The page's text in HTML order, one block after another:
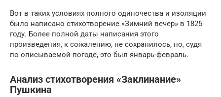
Вот в таких условиях полного одиночества и изоляции
было написано стихотворение «Зимний вечер» в 1825
году. Более полной даты написания этого
произведения, к сожалению, не сохранилось, но, судя
по описываемой погоде, это был январь-февраль.
Анализ стихотворения «Заклинание»
Пушкина